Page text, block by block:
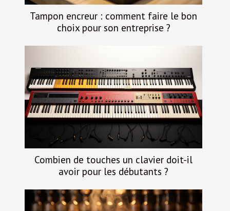
Tampon encreur : comment faire le bon
choix pour son entreprise ?
Combien de touches un clavier doit-il
avoir pour les débutants ?